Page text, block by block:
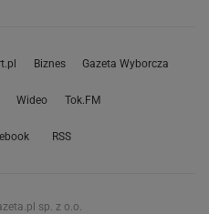
Biznes Gazeta Wyborcza
Wideo Tok.FM
RSS
sp. z o.o.